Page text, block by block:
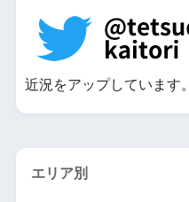
近況をアップしています。
エリア別